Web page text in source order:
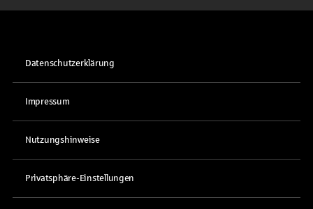
Datenschutzerklärung
Impressum
Nutzungshinweise
Privatsphäre-Einstellungen